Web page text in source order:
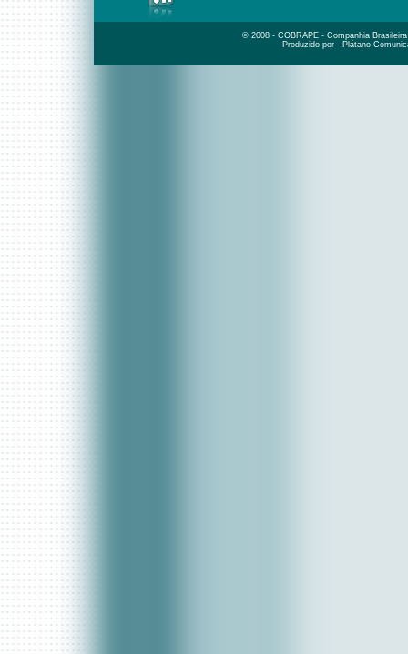
© 2008 - COBRAPE - Companhia
Produzido por - Plátano